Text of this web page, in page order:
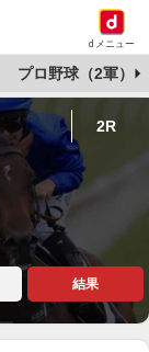
dメニュー
プロ野球（2軍）
2R
結果